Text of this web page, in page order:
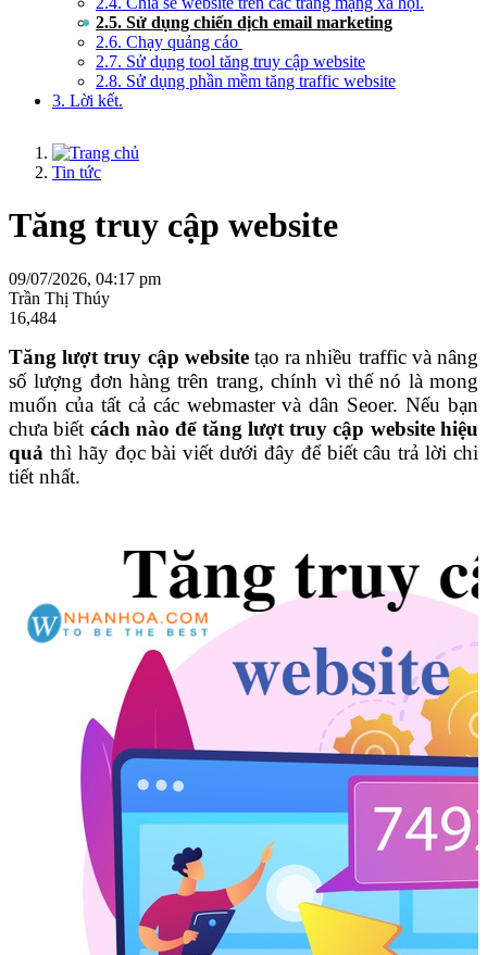
2.5. Sử dụng chiến dịch email marketing
2.6. Chạy quảng cáo
2.7. Sử dụng tool tăng truy cập website
2.8. Sử dụng phần mềm tăng traffic website
3. Lời kết.
Tin tức
Tăng truy cập website
09/07/2026, 04:17 pm
Trần Thị Thúy
16,484
Tăng lượt truy cập websitetạo ra nhiều traffic và nâng
số lượng đơn hàng trên trang, chính vì thế nó là mong
muốn của tất cả các webmaster và dân Seoer. Nếu bạn
chưa biết cách nào để tăng lượt truy cập website hiệu
quả thì hãy đọc bài viết dưới đây để biết câu trả lời chi
tiết nhất.